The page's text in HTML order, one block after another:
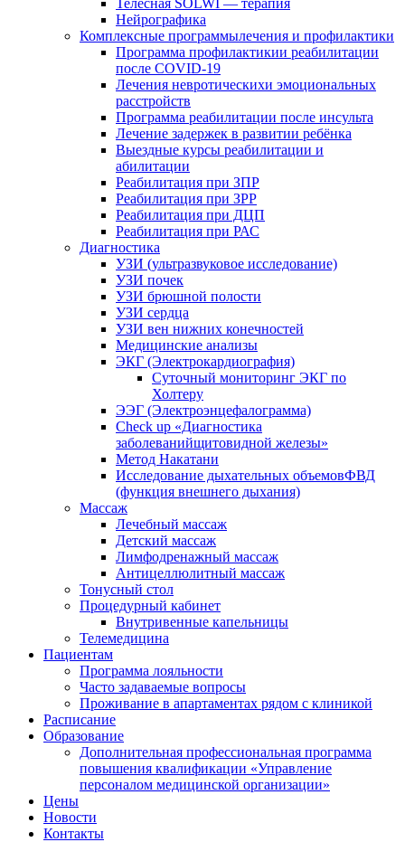
Телесная SOLWI — терапия
Нейрографика
Комплексные программылечения и профилактики
Программа профилактикии реабилитации
после COVID-19
Лечения невротическихи эмоциональных
расстройств
Программа реабилитации после инсульта
Лечение задержек в развитии ребёнка
Выездные курсы реабилитации и
абилитации
Реабилитация при ЗПР
Реабилитация при ЗРР
Реабилитация при ДЦП
Реабилитация при РАС
Диагностика
УЗИ (ультразвуковое исследование)
УЗИ почек
УЗИ брюшной полости
УЗИ сердца
УЗИ вен нижних конечностей
Медицинские анализы
ЭКГ (Электрокардиография)
Cуточный мониторинг ЭКГ по
Холтеру
ЭЭГ (Электроэнце­фало­грамма)
Check up «Диагностика
заболеванийщитовидной железы»
Метод Накатани
Исследование дыхательных объемовФВД
(функция внешнего дыхания)
Массаж
Лечебный массаж
Детский массаж
Лимфодренажный массаж
Антицеллюлитный массаж
Тонусный стол
Процедурный кабинет
Внутривенные капельницы
Телемедицина
Пациентам
Программа лояльности
Часто задаваемые вопросы
Проживание в апартаментах рядом с клиникой
Расписание
Образование
Дополнительная профессиональная программа
повышения квалификации «Управление
персоналом медицинской организации»
Цены
Новости
Контакты